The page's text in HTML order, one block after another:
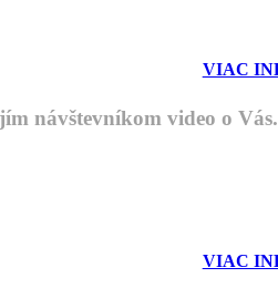
VIAC
návštevníkom video o
VIAC